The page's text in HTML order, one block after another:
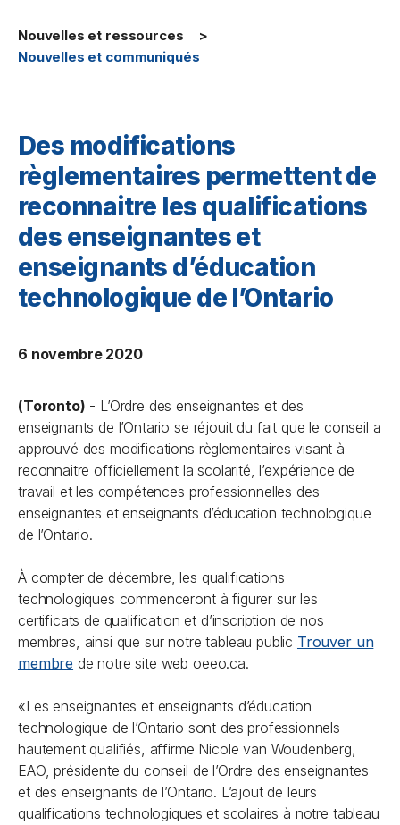
Nouvelles et ressources
Nouvelles et communiqués
Des modifications
règlementaires permettent de
reconnaitre les qualifications
des enseignantes et
enseignants d’éducation
technologique de l’Ontario
6 novembre 2020
(Toronto) - L’Ordre des enseignantes et des
enseignants de l’Ontario se réjouit du fait que le conseil a
approuvé des modifications règlementaires visant à
reconnaitre officiellement la scolarité, l’expérience de
travail et les compétences professionnelles des
enseignantes et enseignants d’éducation technologique
de l’Ontario.
À compter de décembre, les qualifications
technologiques commenceront à figurer sur les
certificats de qualification et d’inscription de nos
membres, ainsi que sur notre tableau public Trouver un
membre de notre site web oeeo.ca.
«Les enseignantes et enseignants d’éducation
technologique de l’Ontario sont des professionnels
hautement qualifiés, affirme Nicole van Woudenberg,
EAO, présidente du conseil de l’Ordre des enseignantes
et des enseignants de l’Ontario. L’ajout de leurs
qualifications technologiques et scolaires à notre tableau